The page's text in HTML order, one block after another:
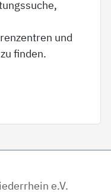
und
finden.
e.V.